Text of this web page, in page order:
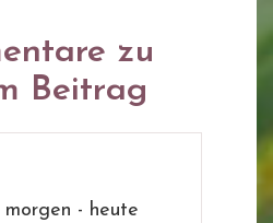
zu
Beitrag
morgen - heute